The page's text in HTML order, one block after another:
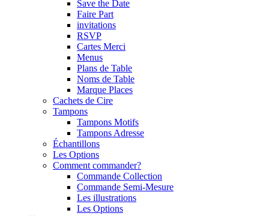
Save the Date
Faire Part
invitations
RSVP
Cartes Merci
Menus
Plans de Table
Noms de Table
Marque Places
Cachets de Cire
Tampons
Tampons Motifs
Tampons Adresse
Échantillons
Les Options
Comment commander?
Commande Collection
Commande Semi-Mesure
Les illustrations
Les Options